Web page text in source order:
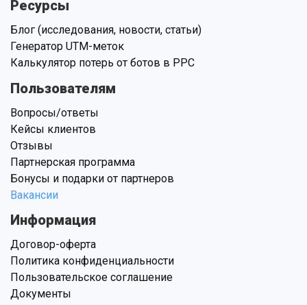
Ресурсы
Блог (исследования, новости, статьи)
Генератор UTM-меток
Калькулятор потерь от ботов в PPC
Пользователям
Вопросы/ответы
Кейсы клиентов
Отзывы
Партнерская программа
Бонусы и подарки от партнеров
Вакансии
Информация
Договор-оферта
Политика конфиденциальности
Пользовательское соглашение
Документы